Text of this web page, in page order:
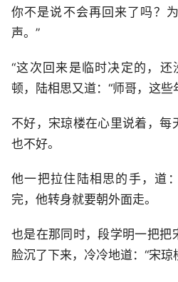
你不是说不会再回来了吗？
声。”
“这次回来是临时决定的，还
顿，陆相思又道：“师哥，这些
不好，宋琼楼在心里说着，每
也不好。
他一把拉住陆相思的手，道
完，他转身就要朝外面走。
也是在那同时，段学明一把把
脸沉了下来，冷冷地道：“宋琼